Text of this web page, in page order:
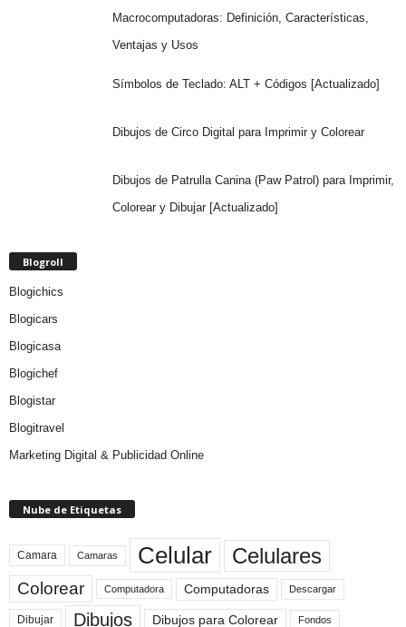
Macrocomputadoras: Definición, Características,
Ventajas y Usos
Símbolos de Teclado: ALT + Códigos [Actualizado]
Dibujos de Circo Digital para Imprimir y Colorear
Dibujos de Patrulla Canina (Paw Patrol) para Imprimir,
Colorear y Dibujar [Actualizado]
Blogroll
Blogichics
Blogicars
Blogicasa
Blogichef
Blogistar
Blogitravel
Marketing Digital & Publicidad Online
Nube de Etiquetas
Camara Camaras Celular Celulares
Colorear Computadora Computadoras Descargar
Dibujar Dibujos Dibujos para Colorear Fondos